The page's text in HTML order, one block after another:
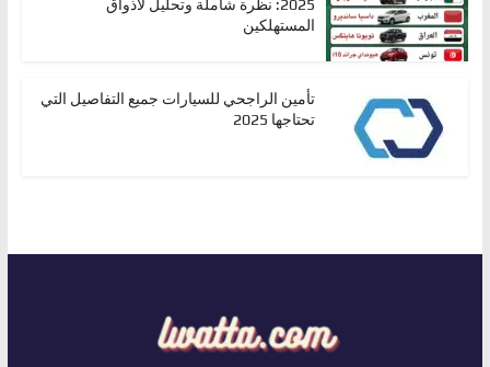
2025: نظرة شاملة وتحليل لأذواق
المستهلكين
تأمين الراجحي للسيارات جميع التفاصيل التي
تحتاجها 2025